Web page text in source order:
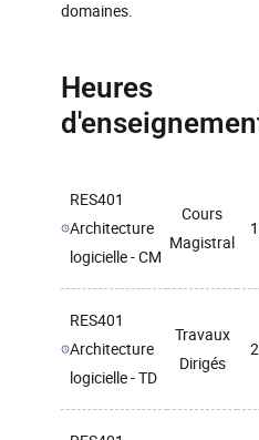
domaines.
Heures
RES401
Architecture
logicielle - CM
Cours
Magistral
RES401
Architecture
logicielle - TD
Travaux
Dirigés